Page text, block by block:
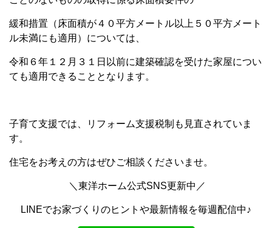
緩和措置（床面積が４０平方メートル以上５０平方メート
ル未満にも適用）については、
令和６年１２月３１日以前に建築確認を受けた家屋につい
ても適用できることとなります。
子育て支援では、リフォーム支援税制も見直されていま
す。
住宅をお考えの方はぜひご相談くださいませ。
＼東洋ホーム公式SNS更新中／
LINEでお家づくりのヒントや最新情報を毎週配信中♪